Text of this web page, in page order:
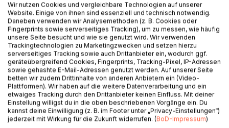
BESCHREIBUNG
Neben kleineren Artikeln in der einen oder anderen
Fachzeitschrift, Unterrichtsmaterialien oder Beiträgen zu
Unterricht und Schule ist der Autor Fernand Schmit noch
wenig in Erscheinung getreten. Ganz und gar für den
persönlichen Gebrauch ist aber bereits eine große Zahl von
Wir nutzen Cookies und vergleichbare Technologien auf unserer
Website. Einige von ihnen sind essenziell und technisch notwendig.
Daneben verwenden wir Analysemethoden (z. B. Cookies oder
Fingerprints sowie serverseitiges Tracking), um zu messen, wie häufig
unsere Seite besucht und wie sie genutzt wird. Wir verwenden
Trackingtechnologien zu Marketingzwecken und setzen hierzu
serverseitiges Tracking sowie auch Drittanbieter ein, wodurch ggf.
geräteübergreifend Cookies, Fingerprints, Tracking-Pixel, IP-Adressen
sowie gehashte E-Mail-Adressen genutzt werden. Auf unserer Seite
betten wir zudem Drittinhalte von anderen Anbietern ein (Video-
Plattformen). Wir haben auf die weitere Datenverarbeitung und ein
etwaiges Tracking durch den Drittanbieter keinen Einfluss. Mit deiner
Einstellung willigst du in die oben beschriebenen Vorgänge ein. Du
kannst deine Einwilligung (z. B. im Footer unter „Privacy-Einstellungen“)
jederzeit mit Wirkung für die Zukunft widerrufen. (BoD-Impressum)